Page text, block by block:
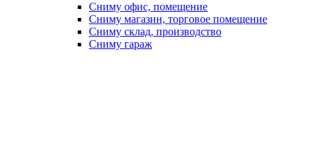
Сниму офис, помещение
Сниму магазин, торговое помещение
Сниму склад, производство
Сниму гараж